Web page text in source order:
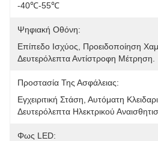
-40℃-55℃
Ψηφιακή Οθόνη:
Επίπεδο Ισχύος, Προειδοποίηση
Δευτερόλεπτα Αντίστροφη Μέτρηση.
Προστασία Της Ασφάλειας:
Εγχειριτική Στάση, Αυτόματη
Δευτερόλεπτα Ηλεκτρικού
Φως LED: